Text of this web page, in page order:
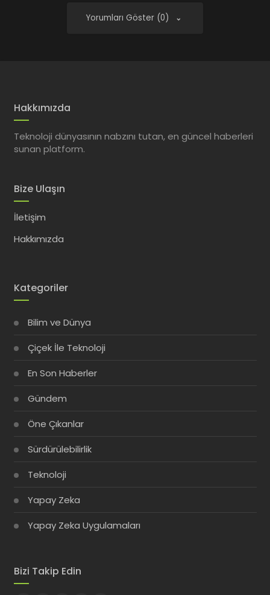
Yorumları Göster (0)
Hakkımızda
Teknoloji dünyasının nabzını tutan, en güncel haberleri
sunan platform.
Bize Ulaşın
İletişim
Hakkımızda
Kategoriler
Bilim ve Dünya
Çiçek İle Teknoloji
En Son Haberler
Gündem
Öne Çıkanlar
Sürdürülebilirlik
Teknoloji
Yapay Zeka
Yapay Zeka Uygulamaları
Bizi Takip Edin